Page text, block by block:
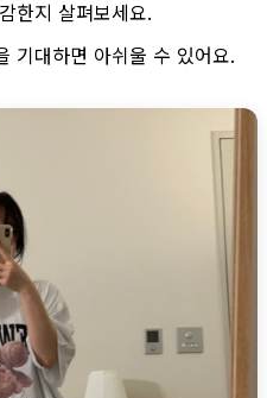
한지 살펴보세요.
기대하면 아쉬울 수 있어요.